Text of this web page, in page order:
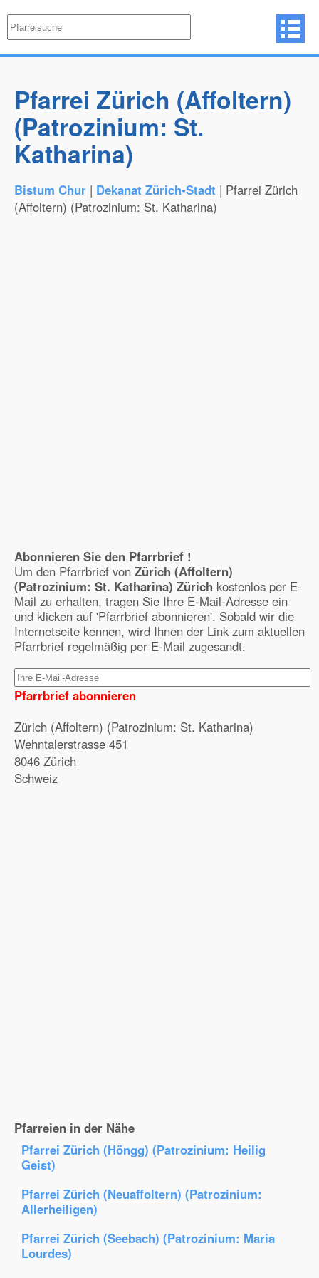
Pfarrei Zürich (Affoltern)
(Patrozinium: St.
Katharina)
Bistum Chur | Dekanat Zürich-Stadt | Pfarrei Zürich
(Affoltern) (Patrozinium: St. Katharina)
Abonnieren Sie den Pfarrbrief !
Um den Pfarrbrief von Zürich (Affoltern)
(Patrozinium: St. Katharina) Zürich kostenlos per E-
Mail zu erhalten, tragen Sie Ihre E-Mail-Adresse ein
und klicken auf 'Pfarrbrief abonnieren'. Sobald wir die
Internetseite kennen, wird Ihnen der Link zum aktuellen
Pfarrbrief regelmäßig per E-Mail zugesandt.
Pfarrbrief abonnieren
Zürich (Affoltern) (Patrozinium: St. Katharina)
Wehntalerstrasse 451
8046 Zürich
Schweiz
Pfarreien in der Nähe
Pfarrei Zürich (Höngg) (Patrozinium: Heilig
Geist)
Pfarrei Zürich (Neuaffoltern) (Patrozinium:
Allerheiligen)
Pfarrei Zürich (Seebach) (Patrozinium: Maria
Lourdes)